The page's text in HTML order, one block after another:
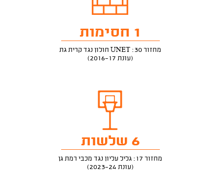
1 חסימות
מחזור 30: UNET חולון נגד קרית גת
(עונת 2016-17)
6 שלשות
מחזור 17: גליל עליון נגד מכבי רמת גן
(עונת 2023-24)